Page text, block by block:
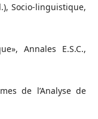
Socio-linguistique,
Annales E.S.C.,
de l’Analyse de